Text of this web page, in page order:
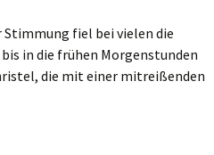
Stimmung fiel bei vielen die
in die frühen Morgenstunden
die mit einer mitreißenden